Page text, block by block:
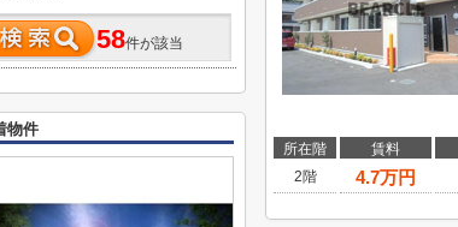
所在階 賃料
2階
4.7万円
58件が該当
物件